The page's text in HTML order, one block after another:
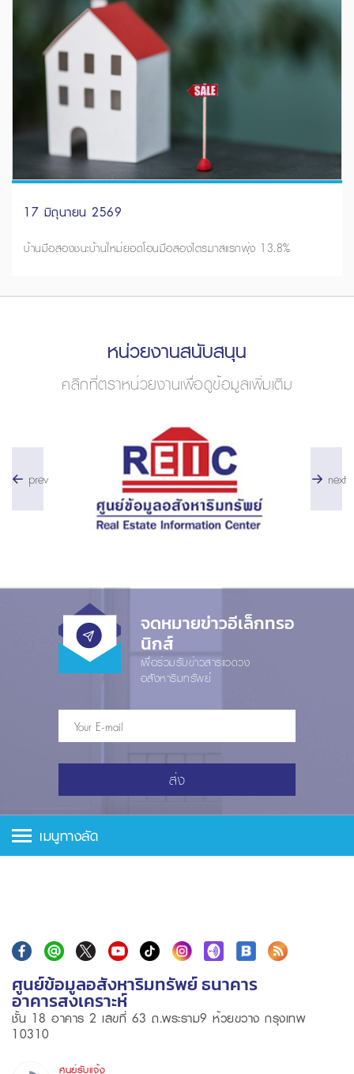
17 มิถุนายน 2569
บ้านมือสองชนะบ้านใหม่ยอดโอนมือสองไตรมาสแรกพุ่ง 13.8%
หน่วยงานสนับสนุน
คลิกที่ตราหน่วยงานเพื่อดูข้อมูลเพิ่มเติม
prev next
จดหมายข่าวอีเล็กทรอ
นิกส์
เพื่อร่วมรับข่าวสารแวดวง
อสังหาริมทรัพย์
ส่ง
เมนูทางลัด
ศูนย์ข้อมูลอสังหาริมทรัพย์ ธนาคาร
อาคารสงเคราะห์
ชั้น 18 อาคาร 2 เลขที่ 63 ถ.พระราม9 ห้วยขวาง กรุงเทพ
10310
ศูนย์รับแจ้ง